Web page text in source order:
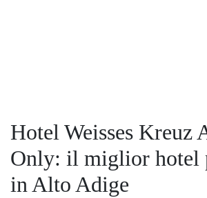
Hotel Weisses Kreuz
Only: il miglior hotel
in Alto Adige